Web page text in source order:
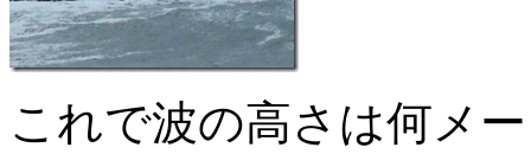
これで波の高さは何メ